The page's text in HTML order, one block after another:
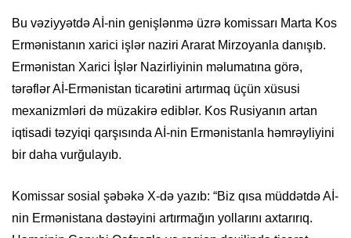
Bu vəziyyətdə Aİ-nin genişlənmə üzrə komissarı Marta Kos
Ermənistanın xarici işlər naziri Ararat Mirzoyanla danışıb.
Ermənistan Xarici İşlər Nazirliyinin məlumatına görə,
tərəflər Aİ-Ermənistan ticarətini artırmaq üçün xüsusi
mexanizmləri də müzakirə ediblər. Kos Rusiyanın artan
iqtisadi təzyiqi qarşısında Aİ-nin Ermənistanla həmrəyliyini
bir daha vurğulayıb.
Komissar sosial şəbəkə X-də yazıb: “Biz qısa müddətdə Aİ-
nin Ermənistana dəstəyini artırmağın yollarını axtarırıq.